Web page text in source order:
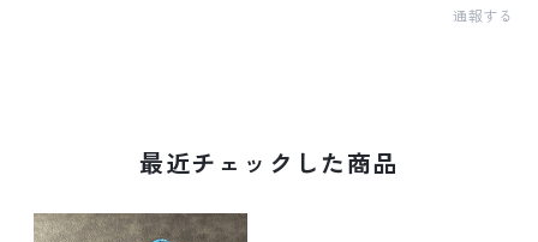
通報する
最近チェックした商品